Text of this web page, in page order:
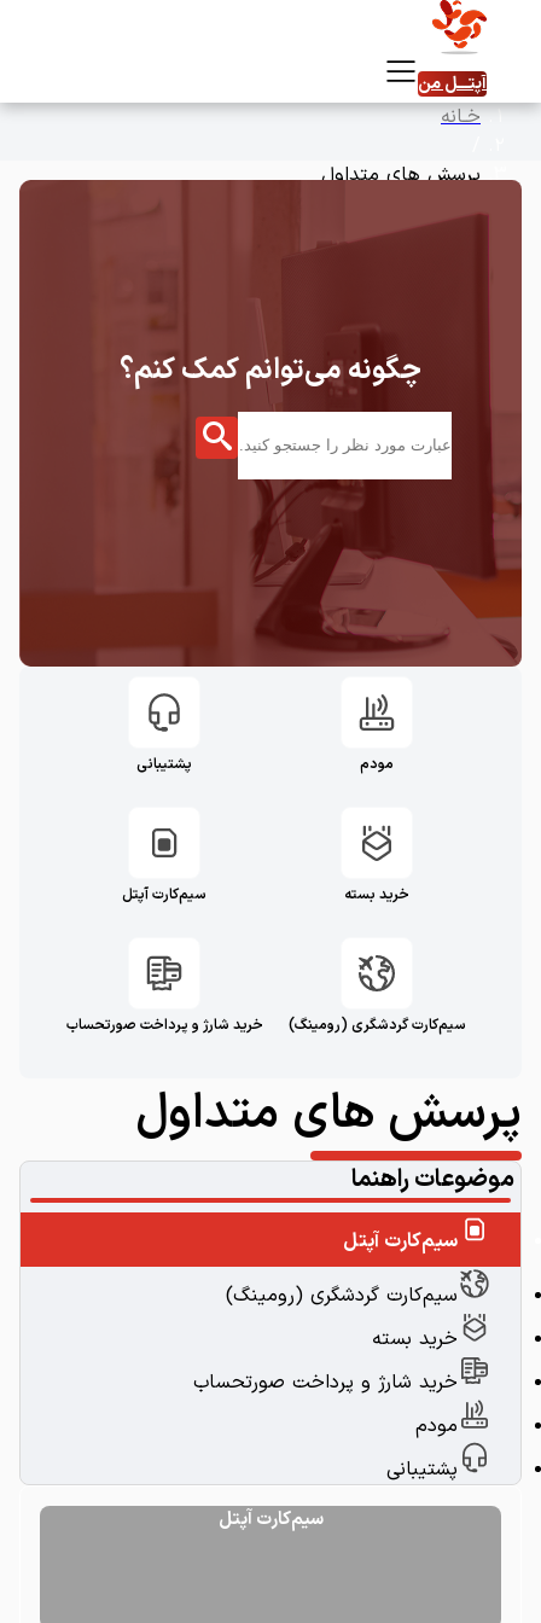
آپتـــل ‌من
خـانه
پرسش های متداول
چگونه می‌توانم کمک کنم؟
مودم پشتیبانی
خرید بسته سیم‌کارت آپتل
سیم‌کارت گردشگری (رومینگ) خرید شارژ و پرداخت صورتحساب
پرسش های متداول
موضوعات راهنما
سیم‌کارت آپتل
سیم‌کارت گردشگری (رومینگ)
خرید بسته
خرید شارژ و پرداخت صورتحساب
مودم
پشتیبانی
سیم‌کارت آپتل